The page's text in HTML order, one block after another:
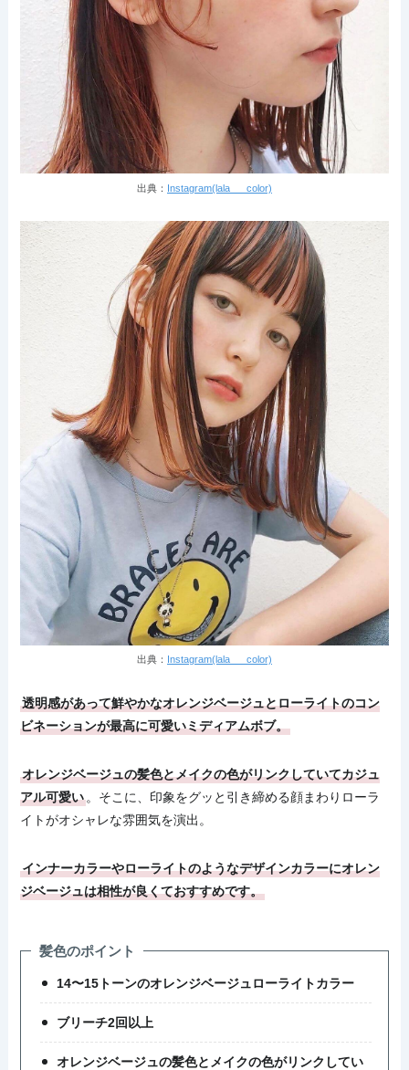
出典： Instagram(lala___color)
出典： Instagram(lala___color)
透明感があって鮮やかなオレンジベージュとローライトのコン
ビネーションが最高に可愛いミディアムボブ。
オレンジベージュの髪色とメイクの色がリンクしていてカジュ
アル可愛い 。そこに、印象をグッと引き締める顔まわりローラ
イトがオシャレな雰囲気を演出。
インナーカラーやローライトのようなデザインカラーにオレン
ジベージュは相性が良くておすすめです。
髪色のポイント
14〜15トーンのオレンジベージュローライトカラー
ブリーチ2回以上
オレンジベージュの髪色とメイクの色がリンクしてい